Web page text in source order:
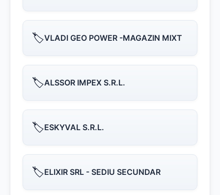
🏷️VLADI GEO POWER -MAGAZIN MIXT
🏷️ALSSOR IMPEX S.R.L.
🏷️ESKYVAL S.R.L.
🏷️ELIXIR SRL - SEDIU SECUNDAR